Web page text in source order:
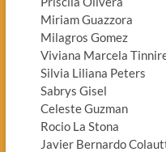
Miriam Guazzora
Milagros Gomez
Viviana Marcela
Silvia Liliana Peters
Sabrys Gisel
Celeste Guzman
Rocio La Stona
Javier Bernardo